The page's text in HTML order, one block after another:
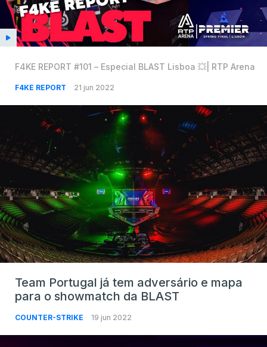
F4KE REPORT #101 – Especial BLAST Lisboa 💥| RTP Arena
F4KE REPORT 21 jun 2022
Team Portugal já tem adversário e mapa
para o showmatch da BLAST
COUNTER-STRIKE 19 jun 2022